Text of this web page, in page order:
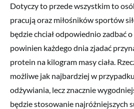
Dotyczy to przede wszystkim to
pracują oraz miłośników sportów
będzie chciał odpowiednio zadbać
powinien każdego dnia zjadać
protein na kilogram masy ciała.
możliwe jak najbardziej w
odżywiania, lecz znacznie
będzie stosowanie najróżniejszych